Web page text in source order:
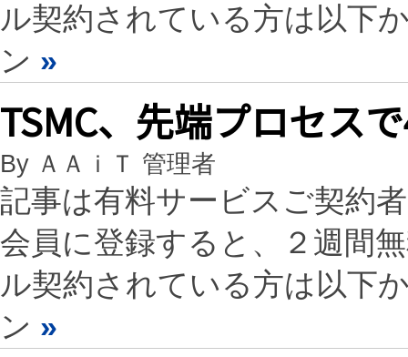
ル契約されている方は以下
ン »
TSMC、先端プロセス
By ＡＡｉＴ 管理者
記事は有料サービスご契約
会員に登録すると、２週間
ル契約されている方は以下
ン »